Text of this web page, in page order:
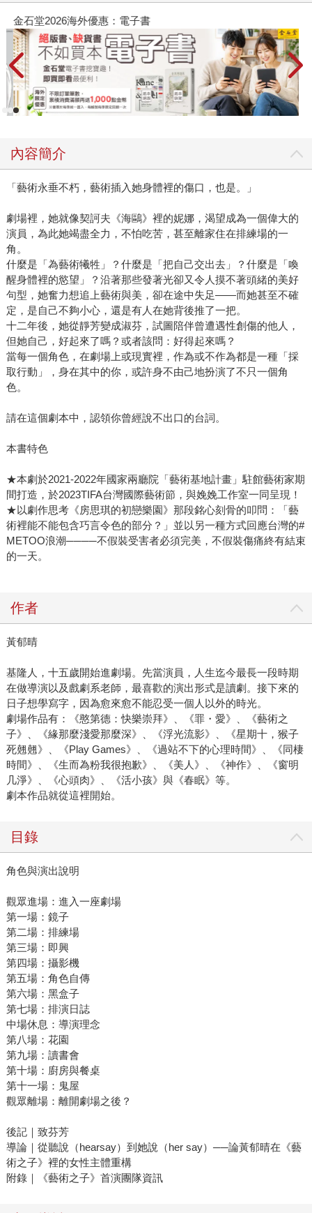
金石堂2026海外優惠：電子書
內容簡介
「藝術永垂不朽，藝術插入她身體裡的傷口，也是。」
劇場裡，她就像契訶夫《海鷗》裡的妮娜，渴望成為一個偉大的
演員，為此她竭盡全力，不怕吃苦，甚至離家住在排練場的一
角。
什麼是「為藝術犧牲」？什麼是「把自己交出去」？什麼是「喚
醒身體裡的慾望」？沿著那些發著光卻又令人摸不著頭緒的美好
句型，她奮力想追上藝術與美，卻在途中失足——而她甚至不確
定，是自己不夠小心，還是有人在她背後推了一把。
十二年後，她從靜芳變成淑芬，試圖陪伴曾遭遇性創傷的他人，
但她自己，好起來了嗎？或者該問：好得起來嗎？
當每一個角色，在劇場上或現實裡，作為或不作為都是一種「採
取行動」，身在其中的你，或許身不由己地扮演了不只一個角
色。
請在這個劇本中，認領你曾經說不出口的台詞。
本書特色
★本劇於2021-2022年國家兩廳院「藝術基地計畫」駐館藝術家期
間打造，於2023TIFA台灣國際藝術節，與娩娩工作室一同呈現！
★以劇作思考《房思琪的初戀樂園》那段銘心刻骨的叩問：「藝
術裡能不能包含巧言令色的部分？」並以另一種方式回應台灣的#
METOO浪潮────不假裝受害者必須完美，不假裝傷痛終有結束
的一天。
作者
黃郁晴
基隆人，十五歲開始進劇場。先當演員，人生迄今最長一段時期
在做導演以及戲劇系老師，最喜歡的演出形式是讀劇。接下來的
日子想學寫字，因為愈來愈不能忍受一個人以外的時光。
劇場作品有：《憨第德：快樂崇拜》、《罪・愛》、《藝術之
子》、《緣那麼淺愛那麼深》、《浮光流影》、《星期十，猴子
死翹翹》、《Play Games》、《過站不下的心理時間》、《同棲
時間》、《生而為粉我很抱歉》、《美人》、《神作》、《窗明
几淨》、《心頭肉》、《活小孩》與《春眠》等。
劇本作品就從這裡開始。
目錄
角色與演出說明
觀眾進場：進入一座劇場
第一場：鏡子
第二場：排練場
第三場：即興
第四場：攝影機
第五場：角色自傳
第六場：黑盒子
第七場：排演日誌
中場休息：導演理念
第八場：花園
第九場：讀書會
第十場：廚房與餐桌
第十一場：鬼屋
觀眾離場：離開劇場之後？
後記｜致芬芳
導論｜從聽說（hearsay）到她說（her say）──論黃郁晴在《藝
術之子》裡的女性主體重構
附錄｜《藝術之子》首演團隊資訊